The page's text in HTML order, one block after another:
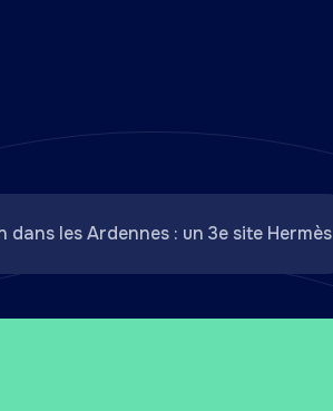
les Ardennes : un 3e site Hermès